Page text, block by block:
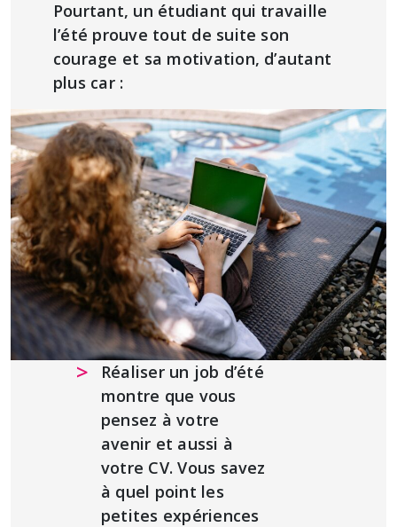
Pourtant, un étudiant qui travaille
l’été prouve tout de suite son
courage et sa motivation, d’autant
plus car :
Réaliser un job d’été
montre que vous
pensez à votre
avenir et aussi à
votre CV. Vous savez
à quel point les
petites expériences